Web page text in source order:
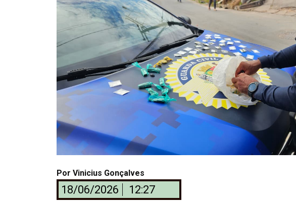
Por Vinicius Gonçalves
18/06/2026 12:27